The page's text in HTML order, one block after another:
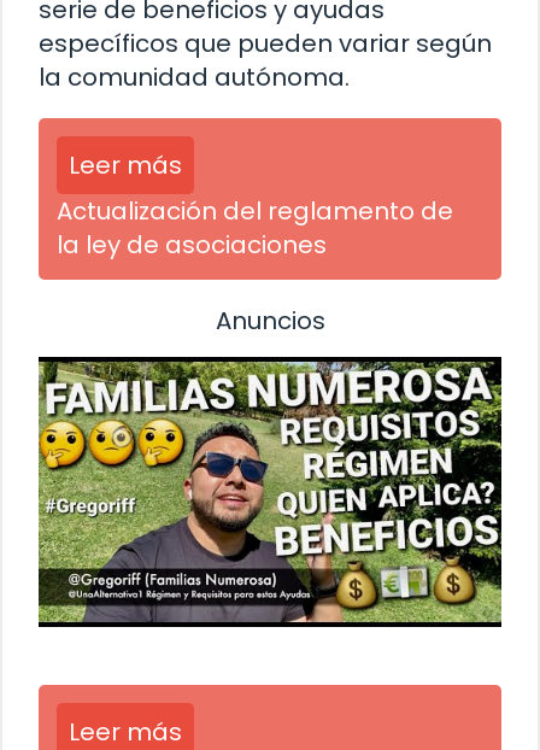
serie de beneficios y ayudas
específicos que pueden variar según
la comunidad autónoma.
Leer más
Actualización del reglamento de
la ley de asociaciones
Anuncios
Leer más